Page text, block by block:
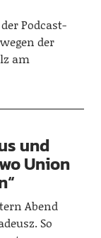
Podcast-
der
am
und
Union
Abend
So